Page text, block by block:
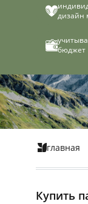
дизайн
бюджет
главная
Купить